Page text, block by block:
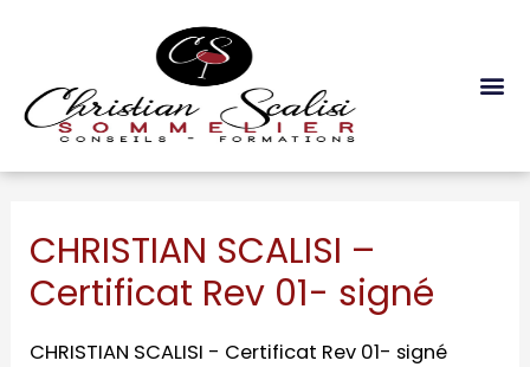
CHRISTIAN SCALISI –
Certificat Rev 01- signé
CHRISTIAN SCALISI - Certificat Rev 01- signé